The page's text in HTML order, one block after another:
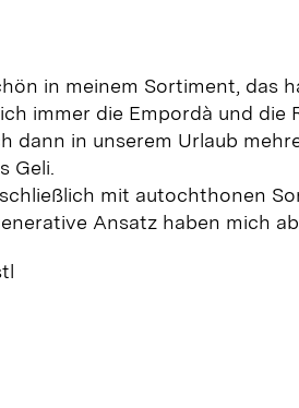
in meinem Sortiment, das
immer die Empordà und die
dann in unserem Urlaub
Geli.
mit autochthonen
Ansatz haben mich